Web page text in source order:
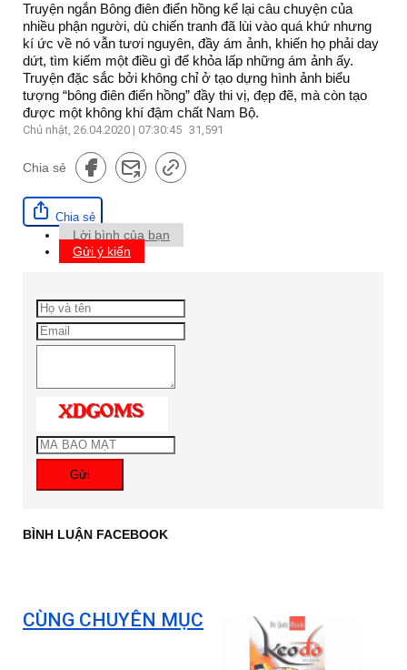
Truyện ngắn Bông điên điển hồng kể lại câu chuyện của
nhiều phận người, dù chiến tranh đã lùi vào quá khứ nhưng
kí ức về nó vẫn tươi nguyên, đầy ám ảnh, khiến họ phải day
dứt, tìm kiếm một điều gì để khỏa lấp những ám ảnh ấy.
Truyện đặc sắc bởi không chỉ ở tạo dựng hình ảnh biểu
tượng “bông điên điển hồng” đầy thi vị, đẹp đẽ, mà còn tạo
được một không khí đậm chất Nam Bộ.
Chủ nhật, 26.04.2020 | 07:30:45 31,591
Chia sẻ
Chia sẻ
Lời bình của bạn
Gửi ý kiến
Gửi
BÌNH LUẬN FACEBOOK
CÙNG CHUYÊN MỤC